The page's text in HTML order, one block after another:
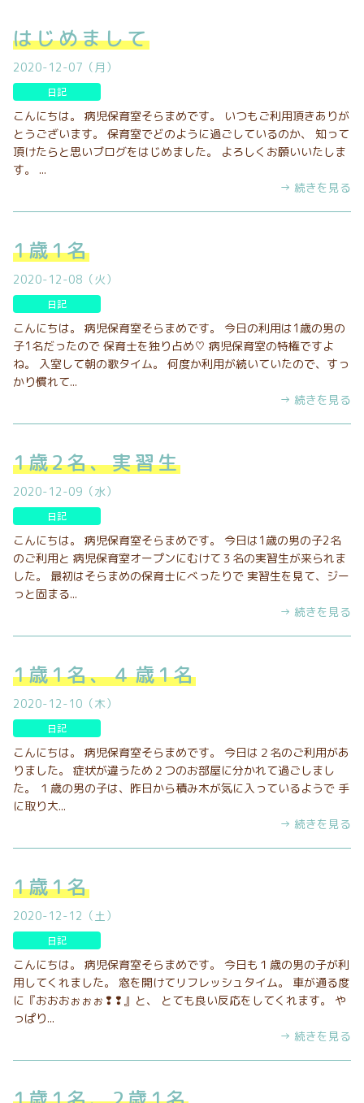
はじめまして
2020-12-07（月）
日記
こんにちは。 病児保育室そらまめです。 いつもご利用頂きありが
とうございます。 保育室でどのように過ごしているのか、 知って
頂けたらと思いブログをはじめました。 よろしくお願いいたしま
す。 ...
→ 続きを見る
1歳1名
2020-12-08（火）
日記
こんにちは。 病児保育室そらまめです。 今日の利用は1歳の男の
子1名だったので 保育士を独り占め♡ 病児保育室の特権ですよ
ね。 入室して朝の歌タイム。 何度か利用が続いていたので、すっ
かり慣れて...
→ 続きを見る
1歳2名、実習生
2020-12-09（水）
日記
こんにちは。 病児保育室そらまめです。 今日は1歳の男の子2名
のご利用と 病児保育室オープンにむけて３名の実習生が来られま
した。 最初はそらまめの保育士にべったりで 実習生を見て、ジー
っと固まる...
→ 続きを見る
1歳1名、４歳1名
2020-12-10（木）
日記
こんにちは。 病児保育室そらまめです。 今日は２名のご利用があ
りました。 症状が違うため２つのお部屋に分かれて過ごしまし
た。 １歳の男の子は、昨日から積み木が気に入っているようで 手
に取り大...
→ 続きを見る
1歳1名
2020-12-12（土）
日記
こんにちは。 病児保育室そらまめです。 今日も１歳の男の子が利
用してくれました。 窓を開けてリフレッシュタイム。 車が通る度
に『おおおぉぉぉ❢❢』と、 とても良い反応をしてくれます。 や
っぱり...
→ 続きを見る